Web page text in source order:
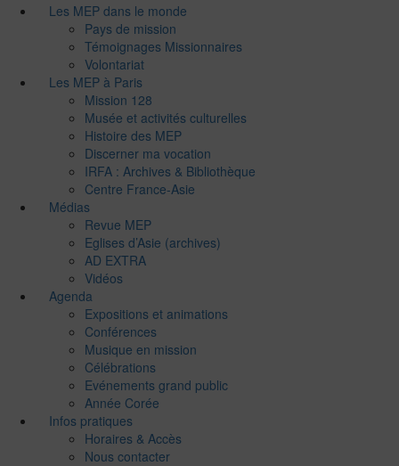
Les MEP dans le monde
Pays de mission
Témoignages Missionnaires
Volontariat
Les MEP à Paris
Mission 128
Musée et activités culturelles
Histoire des MEP
Discerner ma vocation
IRFA : Archives & Bibliothèque
Centre France-Asie
Médias
Revue MEP
Eglises d’Asie (archives)
AD EXTRA
Vidéos
Agenda
Expositions et animations
Conférences
Musique en mission
Célébrations
Evénements grand public
Année Corée
Infos pratiques
Horaires & Accès
Nous contacter